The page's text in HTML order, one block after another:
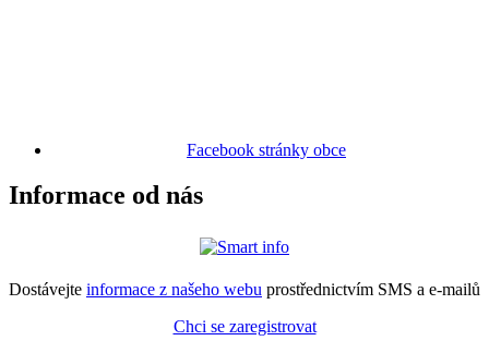
Facebook stránky obce
Informace od nás
Dostávejte informace z našeho webu prostřednictvím SMS a e-mailů
Chci se zaregistrovat